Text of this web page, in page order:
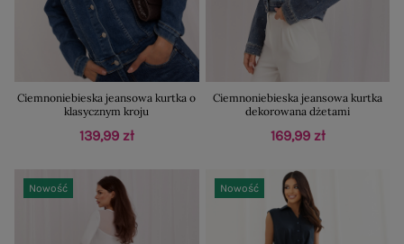
Ciemnoniebieska jeansowa kurtka o
klasycznym kroju
139,99 zł
Ciemnoniebieska jeansowa kurtka
dekorowana dżetami
169,99 zł
Nowość Nowość